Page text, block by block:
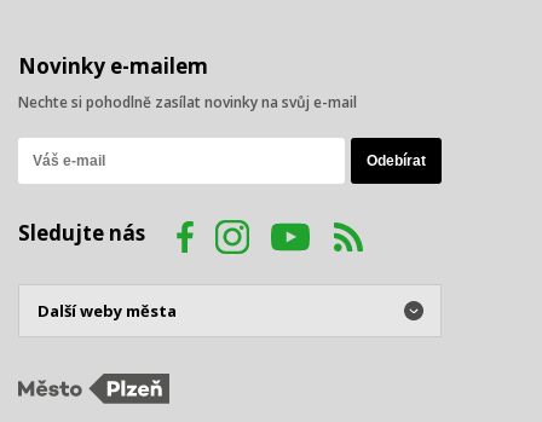
Novinky e-mailem
Nechte si pohodlně zasílat novinky na svůj e-mail
Sledujte nás